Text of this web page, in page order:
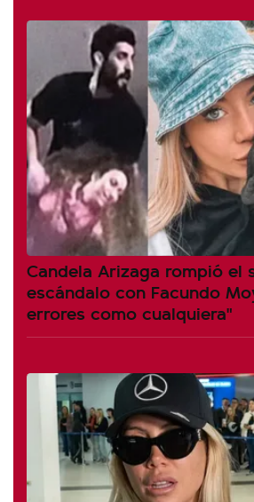
Candela Arizaga rompió el
escándalo con Facundo
errores como cualquiera"